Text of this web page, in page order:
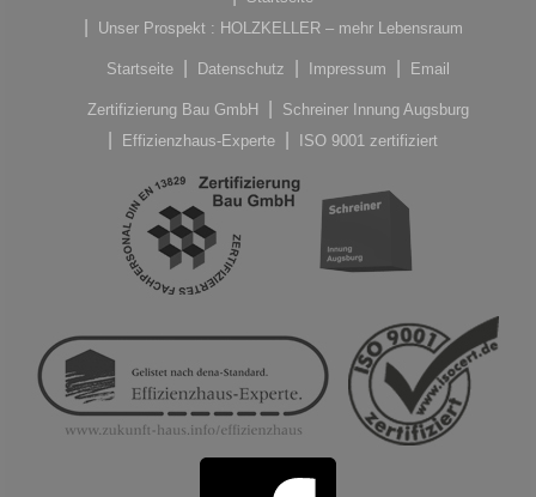
Unser Prospekt : HOLZKELLER – mehr Lebensraum
Startseite Datenschutz Impressum Email
Zertifizierung Bau GmbH
Schreiner Innung Augsburg
Effizienzhaus-Experte
ISO 9001 zertifiziert